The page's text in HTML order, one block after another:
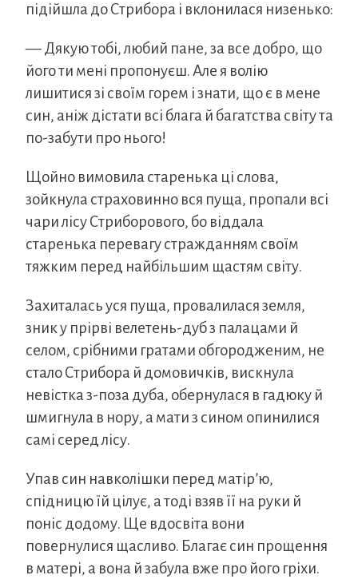
підійшла до Стрибора і вклонилася низенько:
— Дякую тобі, любий пане, за все добро, що
його ти мені пропонуєш. Але я волію
лишитися зі своїм горем і знати, що є в мене
син, аніж дістати всі блага й багатства світу та
по-забути про нього!
Щойно вимовила старенька ці слова,
зойкнула страховинно вся пуща, пропали всі
чари лісу Стриборового, бо віддала
старенька перевагу стражданням своїм
тяжким перед найбільшим щастям світу.
Захиталась уся пуща, провалилася земля,
зник у прірві велетень-дуб з палацами й
селом, срібними гратами обгородженим, не
стало Стрибора й домовичків, вискнула
невістка з-поза дуба, обернулася в гадюку й
шмигнула в нору, а мати з сином опинилися
самі серед лісу.
Упав син навколішки перед матір’ю,
спідницю їй цілує, а тоді взяв її на руки й
поніс додому. Ще вдосвіта вони
повернулися щасливо. Благає син прощення
в матері, а вона й забула вже про його гріхи.